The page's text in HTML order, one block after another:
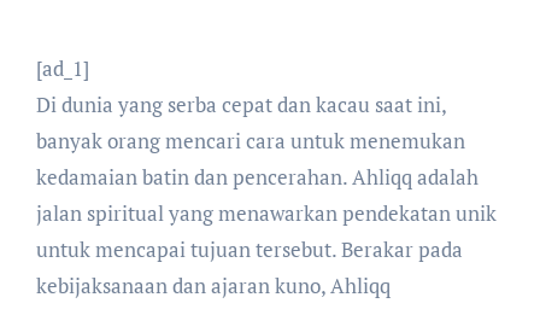
[ad_1]
Di dunia yang serba cepat dan kacau saat ini,
banyak orang mencari cara untuk menemukan
kedamaian batin dan pencerahan. Ahliqq adalah
jalan spiritual yang menawarkan pendekatan unik
untuk mencapai tujuan tersebut. Berakar pada
kebijaksanaan dan ajaran kuno, Ahliqq